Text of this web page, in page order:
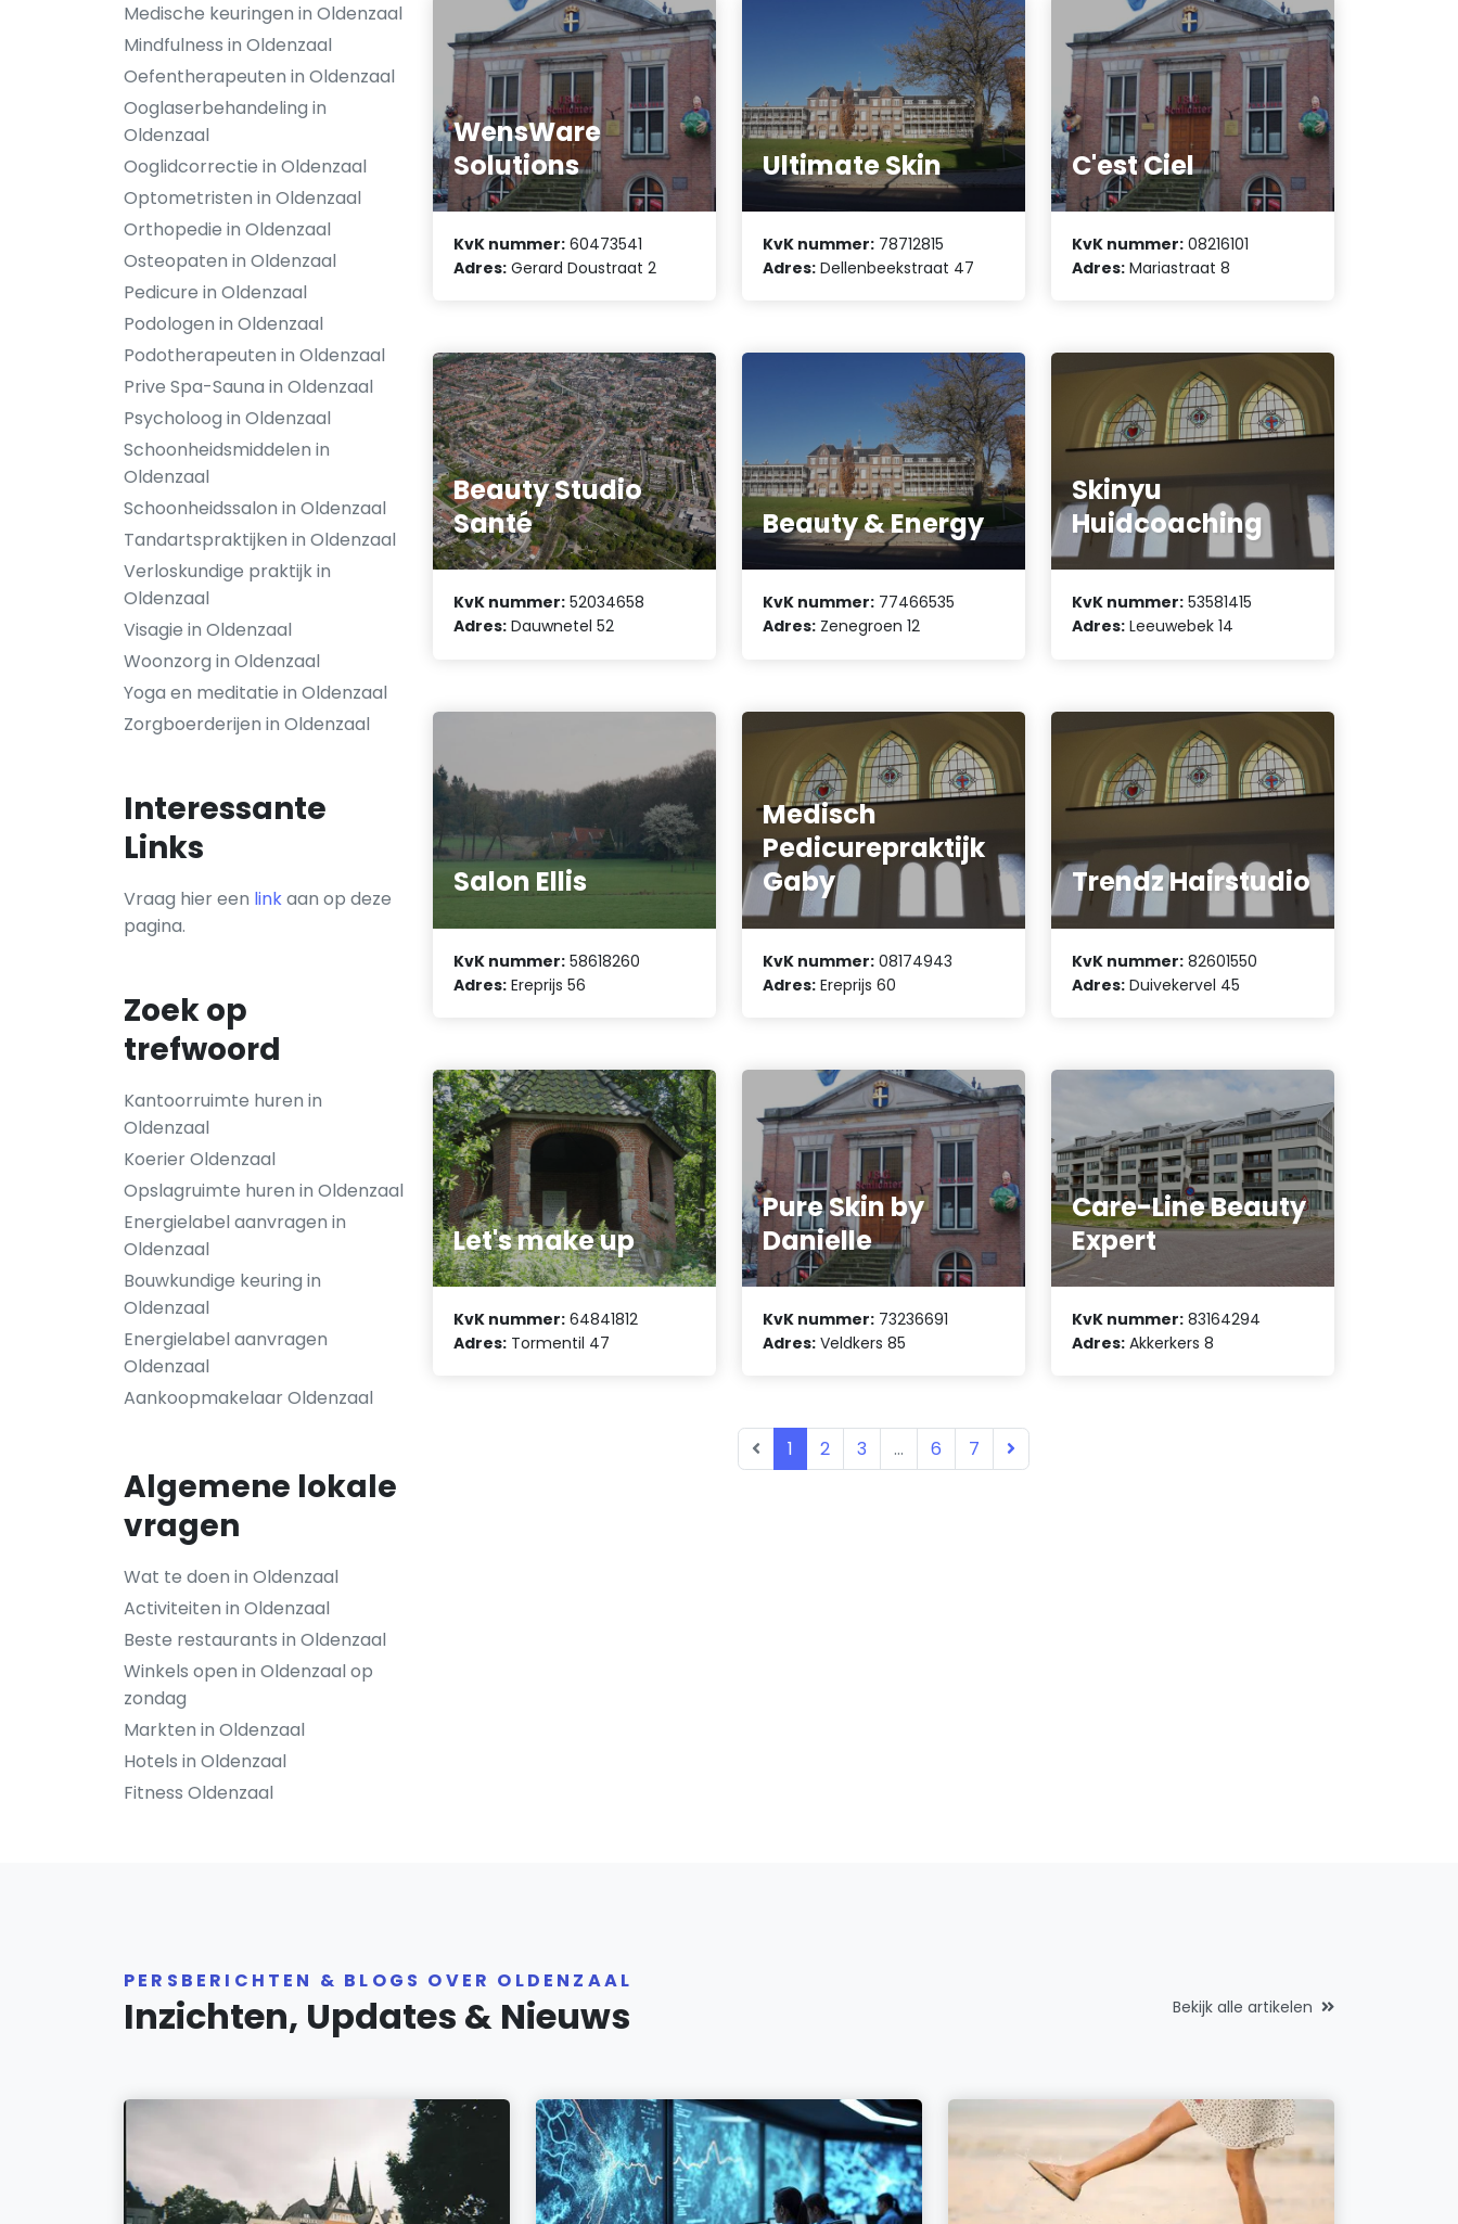
Medische keuringen in Oldenzaal
Mindfulness in Oldenzaal
Oefentherapeuten in Oldenzaal
Ooglaserbehandeling in
Oldenzaal
Ooglidcorrectie in Oldenzaal
Optometristen in Oldenzaal
Orthopedie in Oldenzaal
Osteopaten in Oldenzaal
Pedicure in Oldenzaal
Podologen in Oldenzaal
Podotherapeuten in Oldenzaal
Prive Spa-Sauna in Oldenzaal
Psycholoog in Oldenzaal
Schoonheidsmiddelen in
Oldenzaal
Schoonheidssalon in Oldenzaal
Tandartspraktijken in Oldenzaal
Verloskundige praktijk in
Oldenzaal
Visagie in Oldenzaal
Woonzorg in Oldenzaal
Yoga en meditatie in Oldenzaal
Zorgboerderijen in Oldenzaal
Interessante
Links
Vraag hier een linkaan op deze
pagina.
Zoek op
trefwoord
Kantoorruimte huren in
Oldenzaal
Koerier Oldenzaal
Opslagruimte huren in Oldenzaal
Energielabel aanvragen in
Oldenzaal
Bouwkundige keuring in
Oldenzaal
Energielabel aanvragen
Oldenzaal
Aankoopmakelaar Oldenzaal
Algemene lokale
vragen
Wat te doen in Oldenzaal
Activiteiten in Oldenzaal
Beste restaurants in Oldenzaal
Winkels open in Oldenzaal op
zondag
Markten in Oldenzaal
Hotels in Oldenzaal
Fitness Oldenzaal
WensWare
Solutions
KvK nummer: 60473541
Adres: Gerard Doustraat 2
Ultimate Skin
KvK nummer: 78712815
Adres: Dellenbeekstraat 47
C'est Ciel
KvK nummer: 08216101
Adres: Mariastraat 8
Beauty Studio
Santé
KvK nummer: 52034658
Adres: Dauwnetel 52
Beauty & Energy
KvK nummer: 77466535
Adres: Zenegroen 12
Skinyu
Huidcoaching
KvK nummer: 53581415
Adres: Leeuwebek 14
Salon Ellis
KvK nummer: 58618260
Adres: Ereprijs 56
Medisch
Pedicurepraktijk
Gaby
KvK nummer: 08174943
Adres: Ereprijs 60
Trendz Hairstudio
KvK nummer: 82601550
Adres: Duivekervel 45
Let's make up
KvK nummer: 64841812
Adres: Tormentil 47
Pure Skin by
Danielle
KvK nummer: 73236691
Adres: Veldkers 85
Care-Line Beauty
Expert
KvK nummer: 83164294
Adres: Akkerkers 8
1 2 3 ... 6 7
PERSBERICHTEN & BLOGS OVER OLDENZAAL
Inzichten, Updates & Nieuws Bekijk alle artikelen